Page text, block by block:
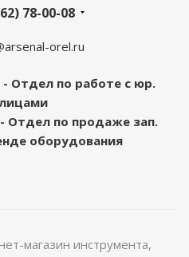
78-00-08
orel.ru
- Отдел по работе с юр.
- Отдел по продаже зап.
оборудования
магазин инструмента,